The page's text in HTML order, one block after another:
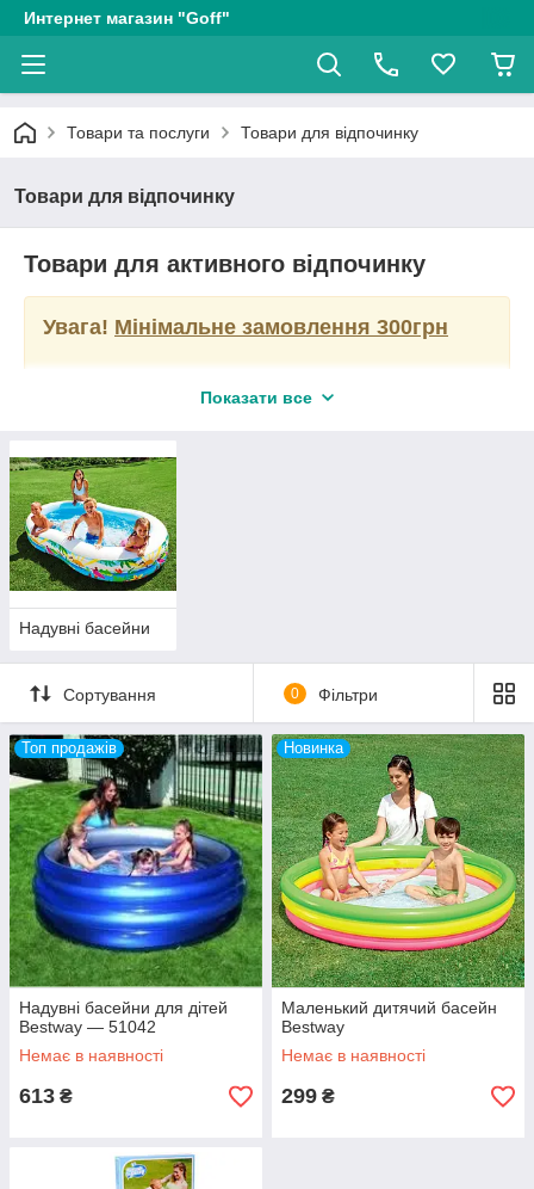
Интернет магазин "Goff"
Товари та послуги Товари для відпочинку
Товари для відпочинку
Товари для активного відпочинку
Увага! Мінімальне замовлення 300грн
У розділі представлені товари для активного відпочинку,
Все більшу популярність набирає оформлення свого
дозвілля вдома. Ви цілком можете використовувати
переносні басейни, складні лавки, лежаки, стільці і т. д.
Така практичність дозволяє змінювати місця застосування
аксесуарів для відпочинку.
Показати все
Надувні басейни
Сортування 0 Фільтри
Топ продажів
Надувні басейни для дітей
Bestway — 51042
Немає в наявності
613 ₴
Новинка
Маленький дитячий басейн
Bestway
Немає в наявності
299 ₴